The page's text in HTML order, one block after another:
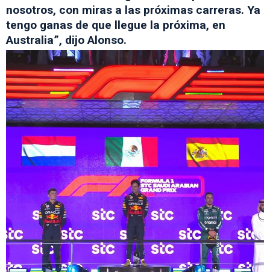
nosotros, con miras a las próximas carreras. Ya
tengo ganas de que llegue la próxima, en
Australia”, dijo Alonso.